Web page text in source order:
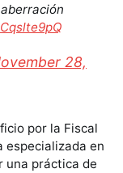
28,
por la Fiscal
especializada en
una práctica de